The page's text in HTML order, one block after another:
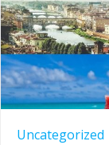
Uncategorized